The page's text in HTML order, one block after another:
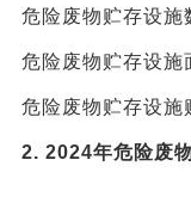
危险废物贮存设施
危险废物贮存设施
危险废物贮存设施
2. 2024年危险废